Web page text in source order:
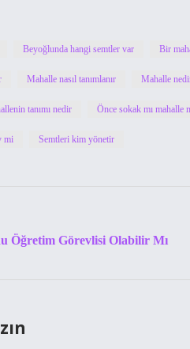
Beyoğlunda hangi semtler var Bir
Mahalle nasıl tanımlanır Mahalle
tanımı nedir Önce sokak mı mahalle
mi Semtleri kim yönetir
Öğretim Görevlisi Olabilir Mı